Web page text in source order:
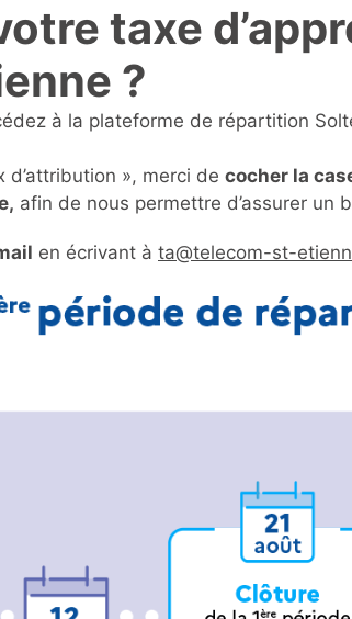
taxe
?
à la plateforme de répartition
», merci de cocher la
afin de nous permettre d’assurer un
en écrivant à ta@telecom-st-